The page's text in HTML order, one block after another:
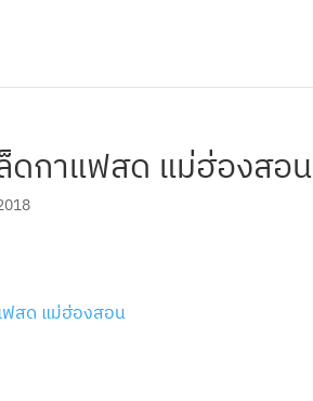
ดกาแฟสด แม่ฮ่องสอน